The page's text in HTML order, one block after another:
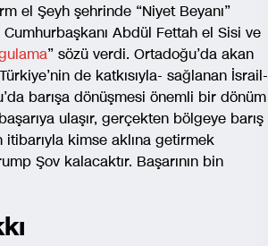
el Şeyh şehrinde “Niyet Beyanı”
Abdül Fettah el Sisi ve
” sözü verdi. Ortadoğu’da akan
de katkısıyla- sağlanan İsrail-
barışa dönüşmesi önemli bir dönüm
ulaşır, gerçekten bölgeye barış
kimse aklına getirmek
Şov kalacaktır. Başarının bin